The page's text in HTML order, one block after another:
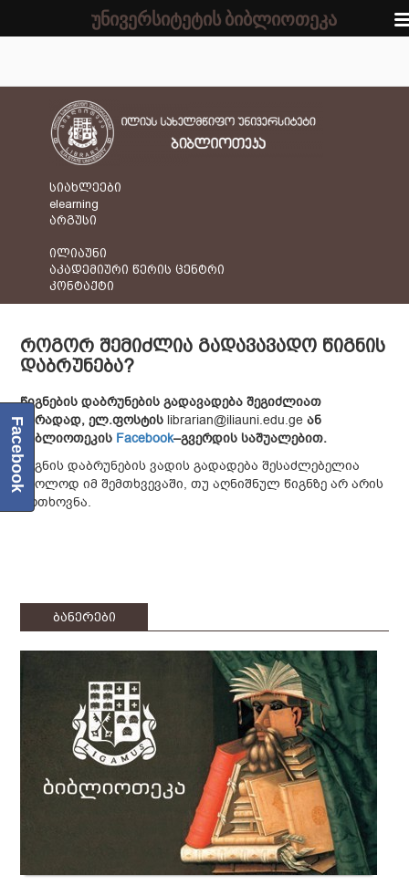
სიახლეები
elearning
არგუსი
ილიაუნი
აკადემიური წერის ცენტრი
კონტაქტი
ᲠᲝᲒᲝᲠ ᲨᲔᲛᲘᲫᲚᲘᲐ ᲒᲐᲓᲐᲕᲐᲕᲐᲓᲝ ᲬᲘᲒᲜᲘᲡ
ᲓᲐᲑᲠᲣᲜᲔᲑᲐ?
წიგნების დაბრუნების გადავადება შეგიძლიათ
პირადად, ელ.ფოსტის librarian@iliauni.edu.ge ან
ბიბლიოთეკის Facebook–გვერდის საშუალებით.
წიგნის დაბრუნების ვადის გადადება შესაძლებელია
მხოლოდ იმ შემთხვევაში, თუ აღნიშნულ წიგნზე არ არის
მოთხოვნა.
ბანერები
Facebook
უნივერსიტეტის ბიბლიოთეკა